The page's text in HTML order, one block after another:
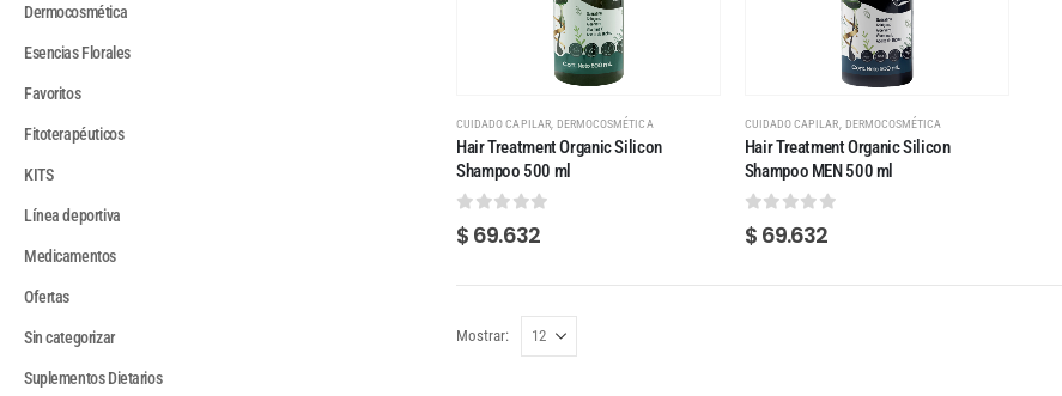
CUIDADO CAPILAR, DERMOCOSMÉTICA
Hair Treatment Organic Silicon
Shampoo 500 ml
0 out of 5
$ 69.632
CUIDADO CAPILAR, DERMOCOSMÉTICA
Hair Treatment Organic Silicon
Shampoo MEN 500 ml
0 out of 5
$ 69.632
Mostrar:
Dermocosmética
Esencias Florales
Favoritos
Fitoterapéuticos
KITS
Línea deportiva
Medicamentos
Ofertas
Sin categorizar
Suplementos Dietarios